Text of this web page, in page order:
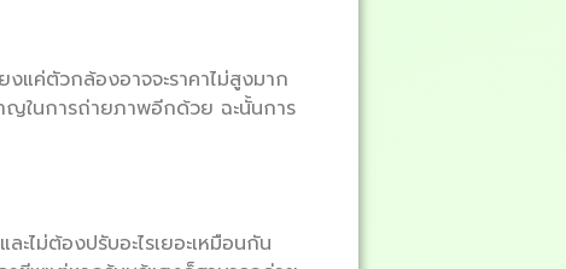
แค่ตัวกล้องอาจจะราคาไม่สูงมาก
าญในการถ่ายภาพอีกด้วย ฉะนั้นการ
ไม่ต้องปรับอะไรเยอะเหมือนกัน